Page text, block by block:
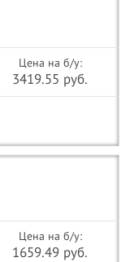
Цена на б/у:
3419.55 руб.
Цена на б/у:
1659.49 руб.